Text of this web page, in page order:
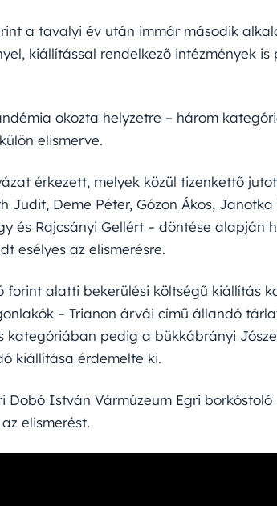
a tavalyi év után immár második
kiállítással rendelkező intézmények
okozta helyzetre – három
elismerve.
érkezett, melyek közül tizenkettő
Judit, Deme Péter, Gózon Ákos,
és Rajcsányi Gellért – döntése alapján
esélyes az elismerésre.
forint alatti bekerülési költségű kiállítás
– Trianon árvái című állandó
kategóriában pedig a bükkábrányi
kiállítása érdemelte ki.
István Vármúzeum Egri borkóstoló
elismerést.